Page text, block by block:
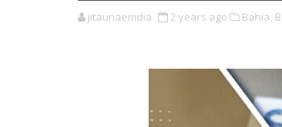
jitaunaemdia 2 years ago Bahia,